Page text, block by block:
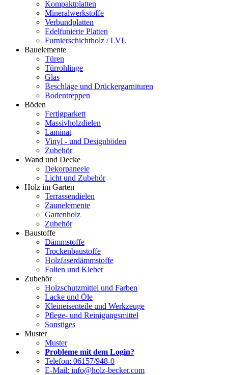
Kompaktplatten
Mineralwerkstoffe
Verbundplatten
Edelfunierte Platten
Furnierschichtholz / LVL
Bauelemente
Türen
Türrohlinge
Glas
Beschläge und Drückergarnituren
Bodentreppen
Böden
Fertigparkett
Massivholzdielen
Laminat
Vinyl - und Designböden
Zubehör
Wand und Decke
Dekorpaneele
Licht und Zubehör
Holz im Garten
Terrassendielen
Zaunelemente
Gartenholz
Zubehör
Baustoffe
Dämmstoffe
Trockenbaustoffe
Holzfaserdämmstoffe
Folien und Kleber
Zubehör
Holzschutzmittel und Farben
Lacke und Öle
Kleineisenteile und Werkzeuge
Pflege- und Reinigungsmittel
Sonstiges
Muster
Muster
Probleme mit dem Login?
Telefon: 06157/948-0
E-Mail: info@holz-becker.com